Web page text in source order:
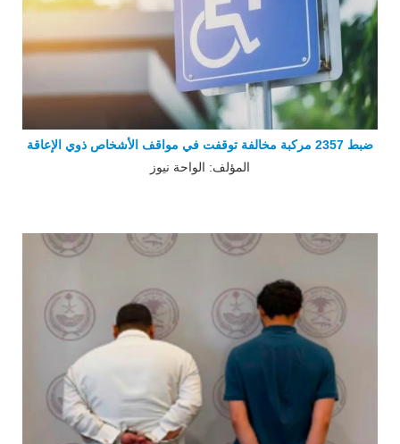
ضبط 2357 مركبة مخالفة توقفت في مواقف الأشخاص ذوي الإعاقة
المؤلف: الواحة نيوز